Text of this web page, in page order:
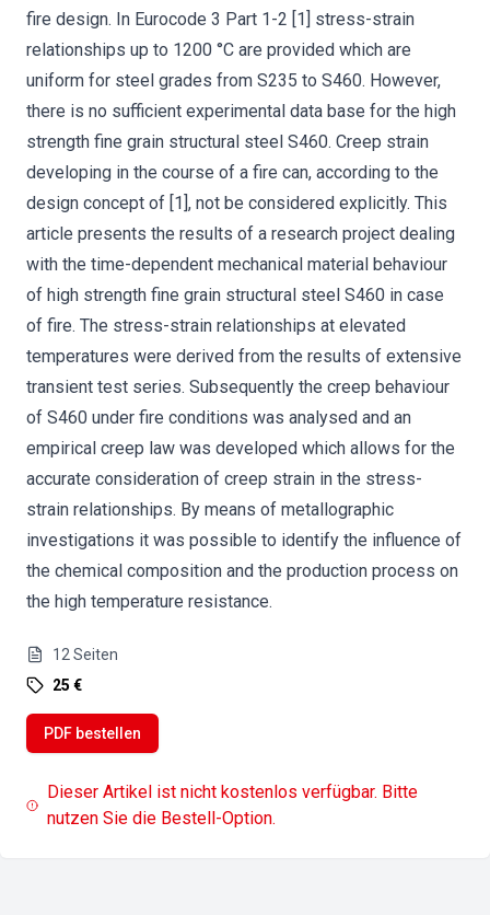
fire design. In Eurocode 3 Part 1-2 [1] stress-strain
relationships up to 1200 °C are provided which are
uniform for steel grades from S235 to S460. However,
there is no sufficient experimental data base for the high
strength fine grain structural steel S460. Creep strain
developing in the course of a fire can, according to the
design concept of [1], not be considered explicitly. This
article presents the results of a research project dealing
with the time-dependent mechanical material behaviour
of high strength fine grain structural steel S460 in case
of fire. The stress-strain relationships at elevated
temperatures were derived from the results of extensive
transient test series. Subsequently the creep behaviour
of S460 under fire conditions was analysed and an
empirical creep law was developed which allows for the
accurate consideration of creep strain in the stress-
strain relationships. By means of metallographic
investigations it was possible to identify the influence of
the chemical composition and the production process on
the high temperature resistance.
12 Seiten
25 €
PDF bestellen
Dieser Artikel ist nicht kostenlos verfügbar. Bitte
nutzen Sie die Bestell-Option.